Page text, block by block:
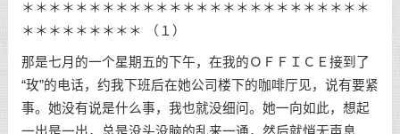
＊＊＊＊＊＊＊＊＊＊＊＊＊＊＊＊＊＊＊＊＊＊＊＊＊＊
＊＊＊＊＊＊＊＊＊ （１）
那是七月的一个星期五的下午，在我的ＯＦＦＩＣＥ接到了
“玫”的电话，约我下班后在她公司楼下的咖啡厅见，说有要紧
事。她没有说是什么事，我也就没细问。她一向如此，想起